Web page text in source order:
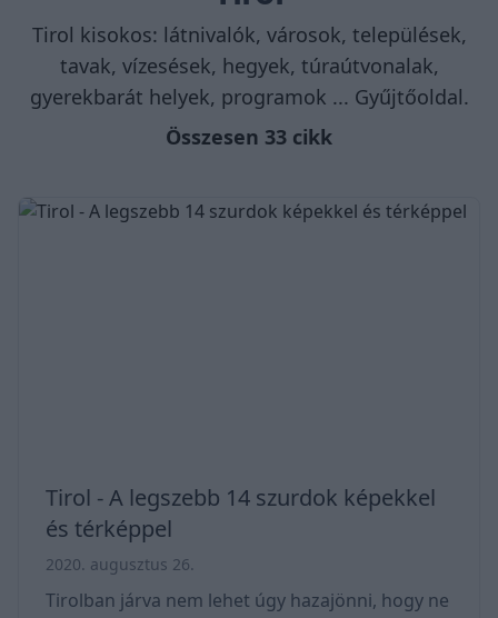
Tirol kisokos: látnivalók, városok, települések,
tavak, vízesések, hegyek, túraútvonalak,
gyerekbarát helyek, programok ... Gyűjtőoldal.
Összesen 33 cikk
Tirol - A legszebb 14 szurdok képekkel
és térképpel
2020. augusztus 26.
Tirolban járva nem lehet úgy hazajönni, hogy ne